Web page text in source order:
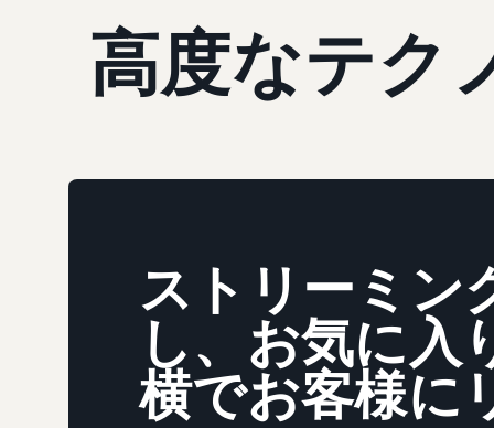
高度なテク
ストリーミン
し、お気に入
横でお客様に